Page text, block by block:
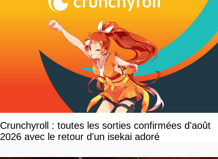
Crunchyroll : toutes les sorties confirmées d'août
2026 avec le retour d'un isekai adoré